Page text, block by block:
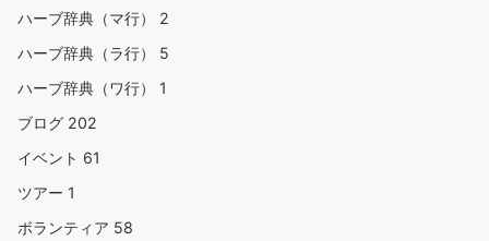
ハーブ辞典（マ行） 2
ハーブ辞典（ラ行） 5
ハーブ辞典（ワ行） 1
ブログ 202
イベント 61
ツアー 1
ボランティア 58